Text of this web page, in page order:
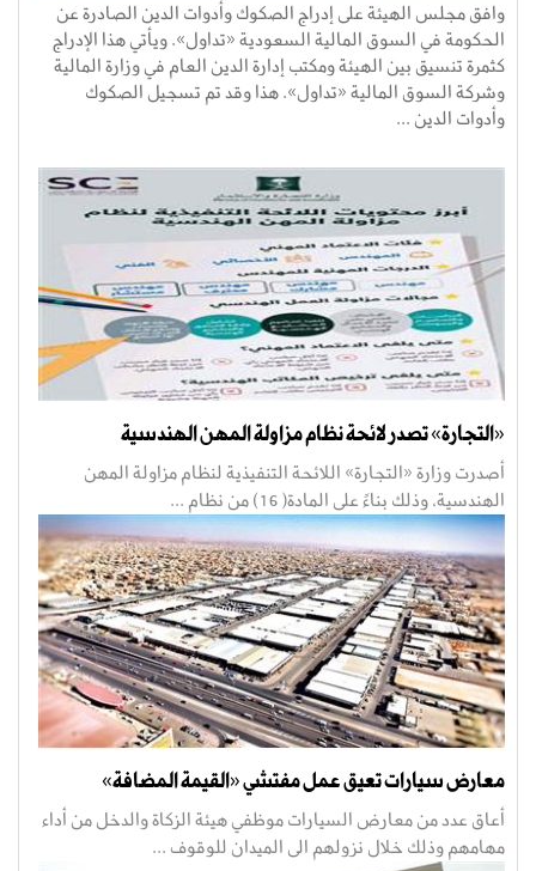
وافق مجلس الهيئة على إدراج الصكوك وأدوات الدين الصادرة عن
الحكومة في السوق المالية السعودية «تداول». ويأتي هذا الإدراج
كثمرة تنسيق بين الهيئة ومكتب إدارة الدين العام في وزارة المالية
وشركة السوق المالية «تداول». هذا وقد تم تسجيل الصكوك
وأدوات الدين ...
«التجارة» تصدر لائحة نظام مزاولة المهن الهندسية
أصدرت وزارة «التجارة» اللائحة التنفيذية لنظام مزاولة المهن
الهندسية، وذلك بناءً على المادة(16) من نظام ...
معارض سيارات تعيق عمل مفتشي «القيمة المضافة»
أعاق عدد من معارض السيارات موظفي هيئة الزكاة والدخل من أداء
مهامهم وذلك خلال نزولهم الى الميدان للوقوف ...